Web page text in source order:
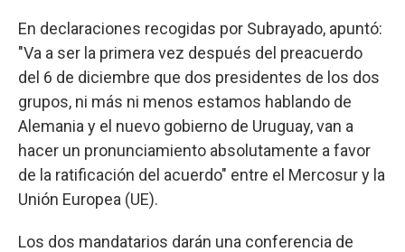
En declaraciones recogidas por Subrayado, apuntó:
"Va a ser la primera vez después del preacuerdo
del 6 de diciembre que dos presidentes de los dos
grupos, ni más ni menos estamos hablando de
Alemania y el nuevo gobierno de Uruguay, van a
hacer un pronunciamiento absolutamente a favor
de la ratificación del acuerdo" entre el Mercosur y la
Unión Europea (UE).
Los dos mandatarios darán una conferencia de